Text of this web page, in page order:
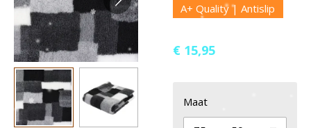
A+ Quality | Antislip
€ 15,95
Maat